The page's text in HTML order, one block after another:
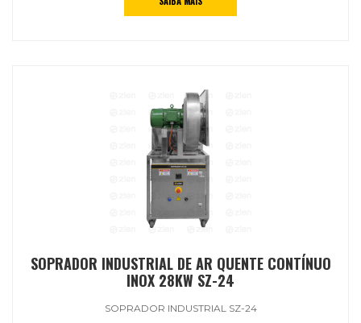
SOPRADOR INDUSTRIAL DE AR QUENTE CONTÍNUO
INOX 28KW SZ-24
SOPRADOR INDUSTRIAL SZ-24